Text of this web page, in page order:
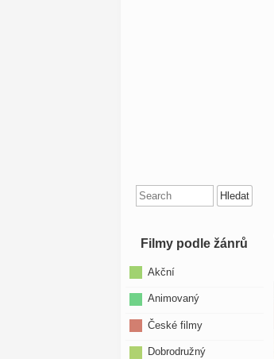
Search
for:
Filmy podle žánrů
Akční
Animovaný
České filmy
Dobrodružný